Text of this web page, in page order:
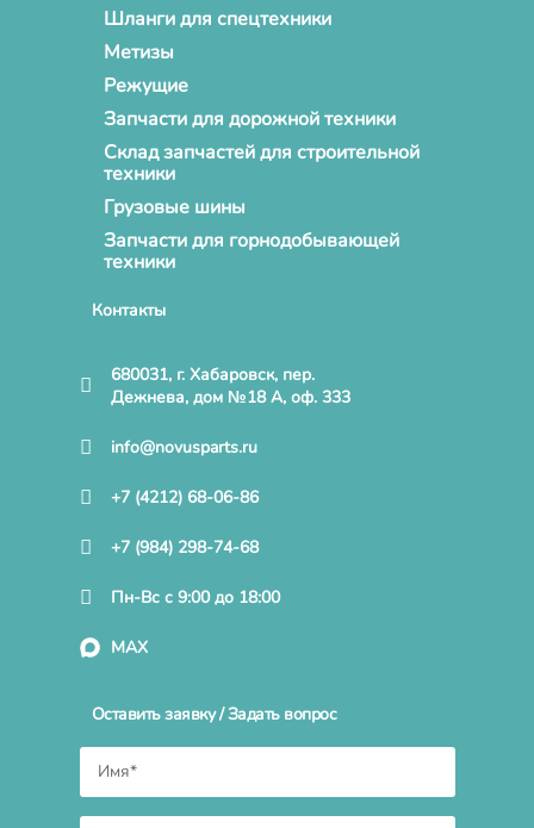
Шланги для спецтехники
Метизы
Режущие
Запчасти для дорожной техники
Склад запчастей для строительной
техники
Грузовые шины
Запчасти для горнодобывающей
техники
Контакты
680031, г. Хабаровск, пер.
Дежнева, дом №18 А, оф. 333
info@novusparts.ru
+7 (4212) 68-06-86
+7 (984) 298-74-68
Пн-Вс с 9:00 до 18:00
MAX
Оставить заявку / Задать вопрос